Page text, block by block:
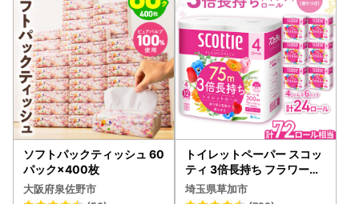
ソフトパックティッシュ 60
パック×400枚
大阪府泉佐野市
トイレットペーパー スコッ
ティ 3倍長持ち フラワーパ
ック 4ロール×6P
埼玉県草加市